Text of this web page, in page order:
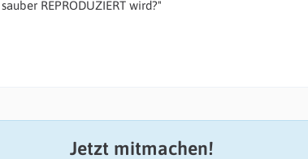
REPRODUZIERT wird?"
Jetzt mitmachen!